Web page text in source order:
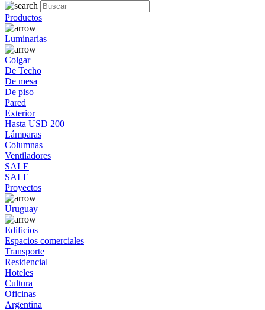
Productos
Luminarias
Colgar
De Techo
De mesa
De piso
Pared
Exterior
Hasta USD 200
Lámparas
Columnas
Ventiladores
SALE
SALE
Proyectos
Uruguay
Edificios
Espacios comerciales
Transporte
Residencial
Hoteles
Cultura
Oficinas
Argentina